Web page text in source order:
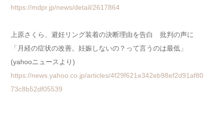
https://mdpr.jp/news/detail/2617864
上原さくら、避妊リング装着の決断理由を告白 批判の声に
「月経の症状の改善。妊娠しないの？って言うのは最低」
(yahooニュースより)
https://news.yahoo.co.jp/articles/4f29f621e342eb98ef2d91af80
73c8b52df05539